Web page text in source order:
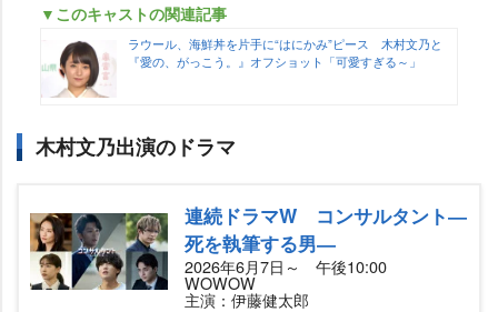
▼このキャストの関連記事
ラウール、海鮮丼を片手に“はにかみ”ピース 木村文乃と
『愛の、がっこう。』オフショット「可愛すぎる～」
木村文乃出演のドラマ
連続ドラマW コンサルタント―
死を執筆する男―
2026年6月7日～ 午後10:00
WOWOW
主演：伊藤健太郎